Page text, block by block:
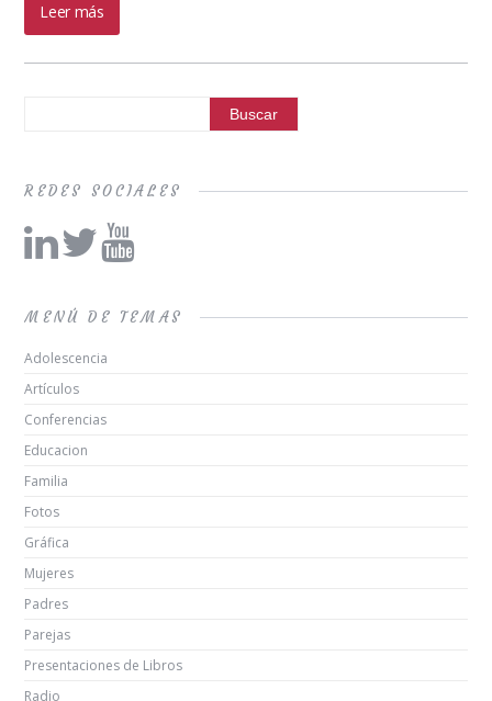
Leer más
REDES SOCIALES
MENÚ DE TEMAS
Adolescencia
Artículos
Conferencias
Educacion
Familia
Fotos
Gráfica
Mujeres
Padres
Parejas
Presentaciones de Libros
Radio